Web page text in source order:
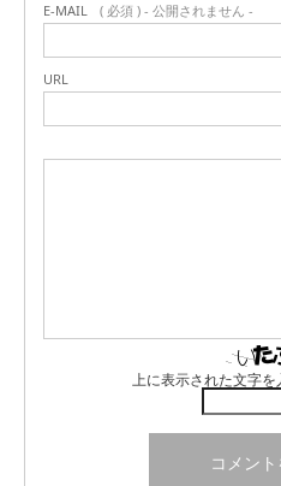
E-MAIL ( 必須 ) - 公開されません -
URL
上に表示された文字を